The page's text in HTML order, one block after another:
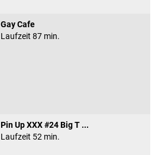
Gay Cafe
Laufzeit 87 min.
Pin Up XXX #24 Big T ...
Laufzeit 52 min.